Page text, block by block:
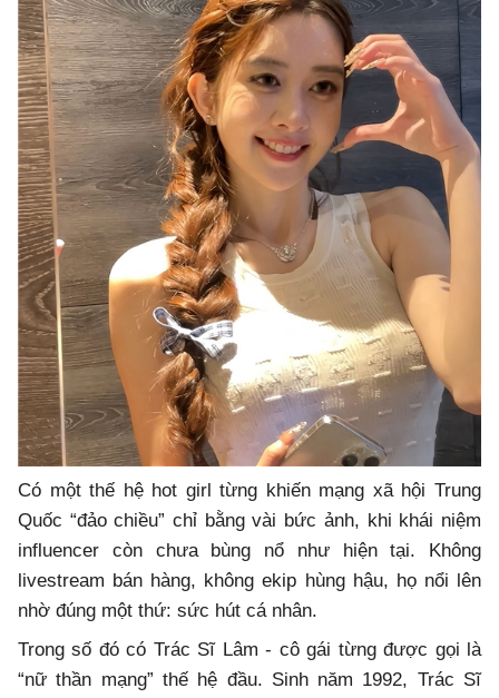
Có một thế hệ hot girl từng khiến mạng xã hội Trung
Quốc “đảo chiều” chỉ bằng vài bức ảnh, khi khái niệm
influencer còn chưa bùng nổ như hiện tại. Không
livestream bán hàng, không ekip hùng hậu, họ nổi lên
nhờ đúng một thứ: sức hút cá nhân.
Trong số đó có Trác Sĩ Lâm - cô gái từng được gọi là
“nữ thần mạng” thế hệ đầu. Sinh năm 1992, Trác Sĩ